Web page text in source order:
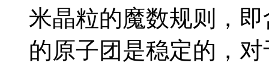
米晶粒的魔数规则，
的原子团是稳定的，